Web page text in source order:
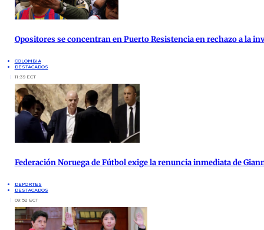
Opositores se concentran en Puerto Resistencia en rechazo a la
COLOMBIA
DESTACADOS
11:39 ECT
Federación Noruega de Fútbol exige la renuncia inmediata de
DEPORTES
DESTACADOS
09:52 ECT